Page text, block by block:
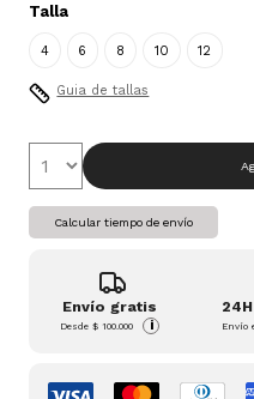
Talla
4 6 8 10 12
Guia de tallas
Calcular tiempo de envío
Envío gratis
Desde$ 100.000 i Envío